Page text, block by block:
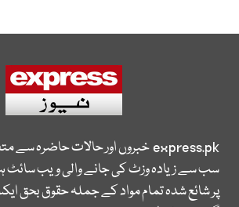
express.pkخبروں اور حالات حاضرہ سے
سب سے زیادہ وزٹ کی جانے والی ویب
پر شائع شدہ تمام مواد کے جملہ حقوق بحق